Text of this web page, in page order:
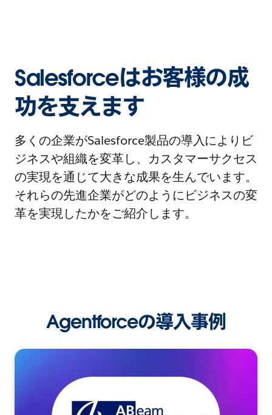
Salesforceはお客様の成
功を支えます
多くの企業がSalesforce製品の導入によりビ
ジネスや組織を変革し、カスタマーサクセス
の実現を通じて大きな成果を生んでいます。
それらの先進企業がどのようにビジネスの変
革を実現したかをご紹介します。
Agentforceの導入事例